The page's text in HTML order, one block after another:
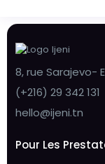
8, rue Sarajevo-
(+216) 29 342 131
hello@ijeni.tn
Pour Les